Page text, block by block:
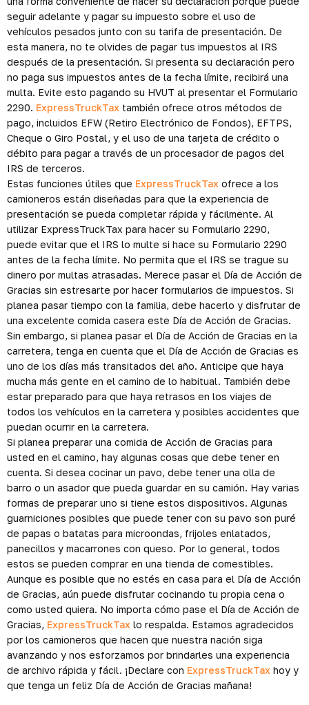
seguir adelante y pagar su impuesto sobre el uso de
vehículos pesados ​​junto con su tarifa de presentación. De
esta manera, no te olvides de pagar tus impuestos al IRS
después de la presentación. Si presenta su declaración pero
no paga sus impuestos antes de la fecha límite, recibirá una
multa. Evite esto pagando su HVUT al presentar el Formulario
2290. ExpressTruckTax también ofrece otros métodos de
pago, incluidos EFW (Retiro Electrónico de Fondos), EFTPS,
Cheque o Giro Postal, y el uso de una tarjeta de crédito o
débito para pagar a través de un procesador de pagos del
IRS de terceros.
Estas funciones útiles que ExpressTruckTax ofrece a los
camioneros están diseñadas para que la experiencia de
presentación se pueda completar rápida y fácilmente. Al
utilizar ExpressTruckTax para hacer su Formulario 2290,
puede evitar que el IRS lo multe si hace su Formulario 2290
antes de la fecha límite. No permita que el IRS se trague su
dinero por multas atrasadas. Merece pasar el Día de Acción de
Gracias sin estresarte por hacer formularios de impuestos. Si
planea pasar tiempo con la familia, debe hacerlo y disfrutar de
una excelente comida casera este Día de Acción de Gracias.
Sin embargo, si planea pasar el Día de Acción de Gracias en la
carretera, tenga en cuenta que el Día de Acción de Gracias es
uno de los días más transitados del año. Anticipe que haya
mucha más gente en el camino de lo habitual. También debe
estar preparado para que haya retrasos en los viajes de
todos los vehículos en la carretera y posibles accidentes que
puedan ocurrir en la carretera.
Si planea preparar una comida de Acción de Gracias para
usted en el camino, hay algunas cosas que debe tener en
cuenta. Si desea cocinar un pavo, debe tener una olla de
barro o un asador que pueda guardar en su camión. Hay varias
formas de preparar uno si tiene estos dispositivos. Algunas
guarniciones posibles que puede tener con su pavo son puré
de papas o batatas para microondas, frijoles enlatados,
panecillos y macarrones con queso. Por lo general, todos
estos se pueden comprar en una tienda de comestibles.
Aunque es posible que no estés en casa para el Día de Acción
de Gracias, aún puede disfrutar cocinando tu propia cena o
como usted quiera. No importa cómo pase el Día de Acción de
Gracias, ExpressTruckTax lo respalda. Estamos agradecidos
por los camioneros que hacen que nuestra nación siga
avanzando y nos esforzamos por brindarles una experiencia
de archivo rápida y fácil. ¡Declare con ExpressTruckTax hoy y
que tenga un feliz Día de Acción de Gracias mañana!